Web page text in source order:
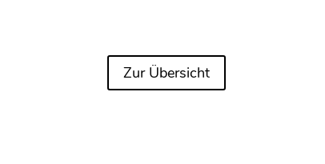
Zur Übersicht